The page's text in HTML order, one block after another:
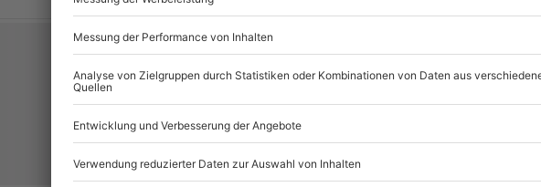
„Gutschein einlösen“ (obere Navigation) eingeben oder
Gutschein scannen.
entdecken und Erlebnis, Ort und
Löse dafür Deinen mydays Gutschein ein, um ein
Erlebnis des Veranstalters zu erhalten.